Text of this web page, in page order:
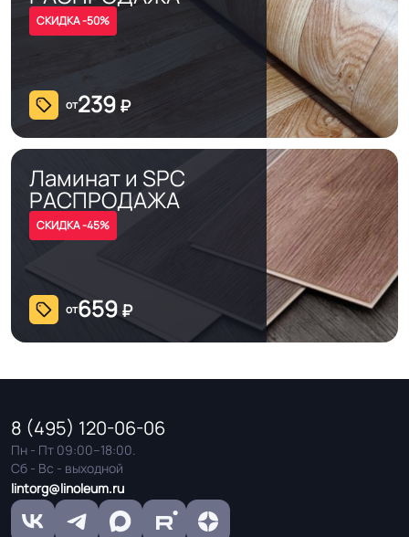
СКИДКА -50%
от239 ₽
Ламинат и SPC
РАСПРОДАЖА
СКИДКА -45%
от659₽
8 (495) 120-06-06
Пн - Пт 09:00–18:00.
Сб - Вс - выходной
lintorg@linoleum.ru